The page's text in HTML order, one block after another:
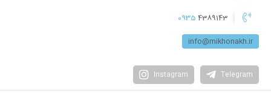
0935 4389143
info@mikhonakh.ir
Telegram
Instagram